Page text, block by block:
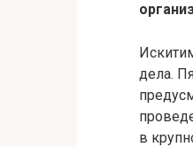
дела.
в